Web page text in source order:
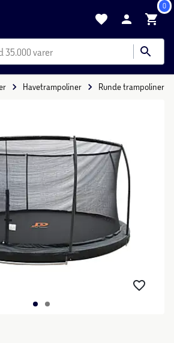
0
35.000 varer
Havetrampoliner Runde trampoliner